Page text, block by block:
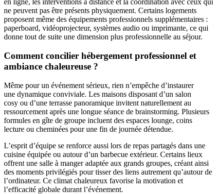
en ligne, les interventions à distance et la coordination avec ceux qui
ne peuvent pas être présents physiquement. Certains logements
proposent même des équipements professionnels supplémentaires :
paperboard, vidéoprojecteur, systèmes audio ou imprimante, ce qui
donne tout de suite une dimension plus professionnelle au séjour.
Comment concilier hébergement professionnel et
ambiance chaleureuse ?
Même pour un événement sérieux, rien n’empêche d’instaurer
une dynamique conviviale. Les maisons disposant d’un salon
cosy ou d’une terrasse panoramique invitent naturellement au
ressourcement après une longue séance de brainstorming. Plusieurs
formules en gîte de groupe incluent des espaces lounge, coins
lecture ou cheminées pour une fin de journée détendue.
L’esprit d’équipe se renforce aussi lors de repas partagés dans une
cuisine équipée ou autour d’un barbecue extérieur. Certains lieux
offrent une salle à manger adaptée aux grands groupes, créant ainsi
des moments privilégiés pour tisser des liens autrement qu’autour de
l’ordinateur. Ce climat chaleureux favorise la motivation et
l’efficacité globale durant l’événement.